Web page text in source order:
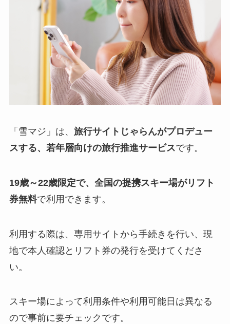
「雪マジ」は、 旅行サイトじゃらんがプロデュー
スする、若年層向けの旅行推進サービスです。
19歳～22歳限定で、全国の提携スキー場がリフト
券無料で利用できます。
利用する際は、専用サイトから手続きを行い、現
地で本人確認とリフト券の発行を受けてくださ
い。
スキー場によって利用条件や利用可能日は異なる
ので事前に要チェックです。